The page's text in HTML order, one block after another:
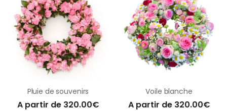
Pluie de souvenirs
A partir de 320.00€
Voile blanche
A partir de 320.00€